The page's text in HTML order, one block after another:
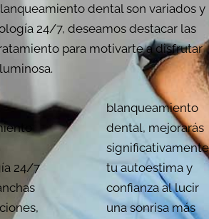
dental son variados y
24/7, deseamos destacar las
para motivarte a disfrutar
24/7
blanqueamiento
dental, mejorarás
significativamente
tu autoestima y
confianza al lucir
una sonrisa más